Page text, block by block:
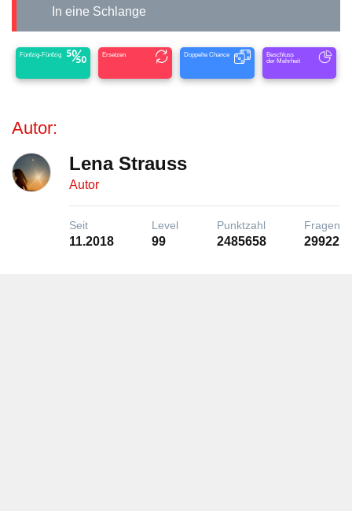
In eine Schlange
Fünfzig-Fünfzig Ersetzen Doppelte Chance
Beschluss
der Mehrheit
Autor:
Lena Strauss
Autor
Seit
11.2018
Level
99
Punktzahl
2485658
Fragen
29922